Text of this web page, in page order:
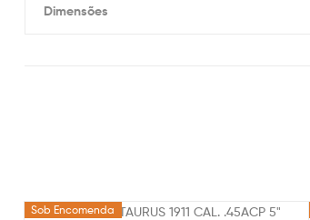
Dimensões
Sob Encomenda